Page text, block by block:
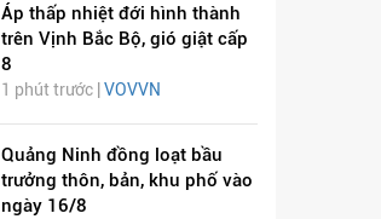
Áp thấp nhiệt đới hình thành
trên Vịnh Bắc Bộ, gió giật cấp
8
1 phút trước | VOVVN
Quảng Ninh đồng loạt bầu
trưởng thôn, bản, khu phố vào
ngày 16/8